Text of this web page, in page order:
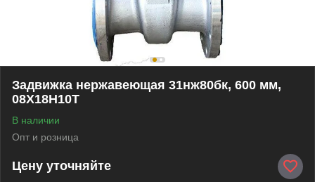
Задвижка нержавеющая 31нж80бк, 600 мм,
08Х18Н10Т
В наличии
Опт и розница
Цену уточняйте